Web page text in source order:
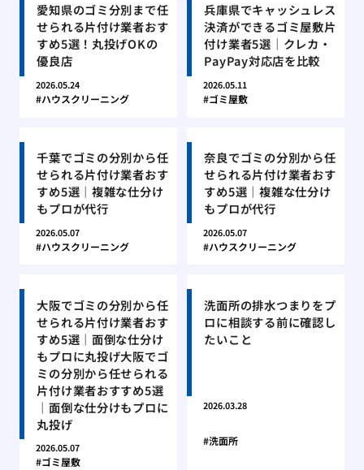
愛知県のゴミ分別まで任
せられる片付け業者おす
すめ5選！丸投げOKの
優良店
2026.05.24
ハウスクリーニング
兵庫県でキャッシュレス
決済ができるゴミ屋敷片
付け業者5選｜クレカ・
PayPay対応店を比較
2026.05.11
ゴミ屋敷
千葉でゴミの分別から任
せられる片付け業者おす
すめ5選｜複雑な仕分け
もプロが代行
2026.05.07
ハウスクリーニング
奈良でゴミの分別から任
せられる片付け業者おす
すめ5選｜複雑な仕分け
もプロが代行
2026.05.07
ハウスクリーニング
大阪でゴミの分別から任
せられる片付け業者おす
すめ5選｜面倒な仕分け
もプロに丸投げ大阪でゴ
ミの分別から任せられる
片付け業者おすすめ5選
｜面倒な仕分けもプロに
丸投げ
2026.05.07
ゴミ屋敷
洗面所の排水つまりをプ
ロに相談する前に確認し
たいこと
2026.03.28
洗面所